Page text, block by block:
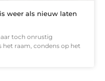
weer als nieuw laten
toch onrustig
het raam, condens op het